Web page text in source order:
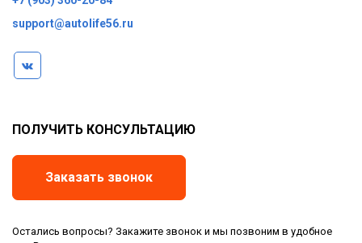
support@autolife56.ru
ПОЛУЧИТЬ КОНСУЛЬТАЦИЮ
Заказать звонок
Остались вопросы? Закажите звонок и мы позвоним в удобное